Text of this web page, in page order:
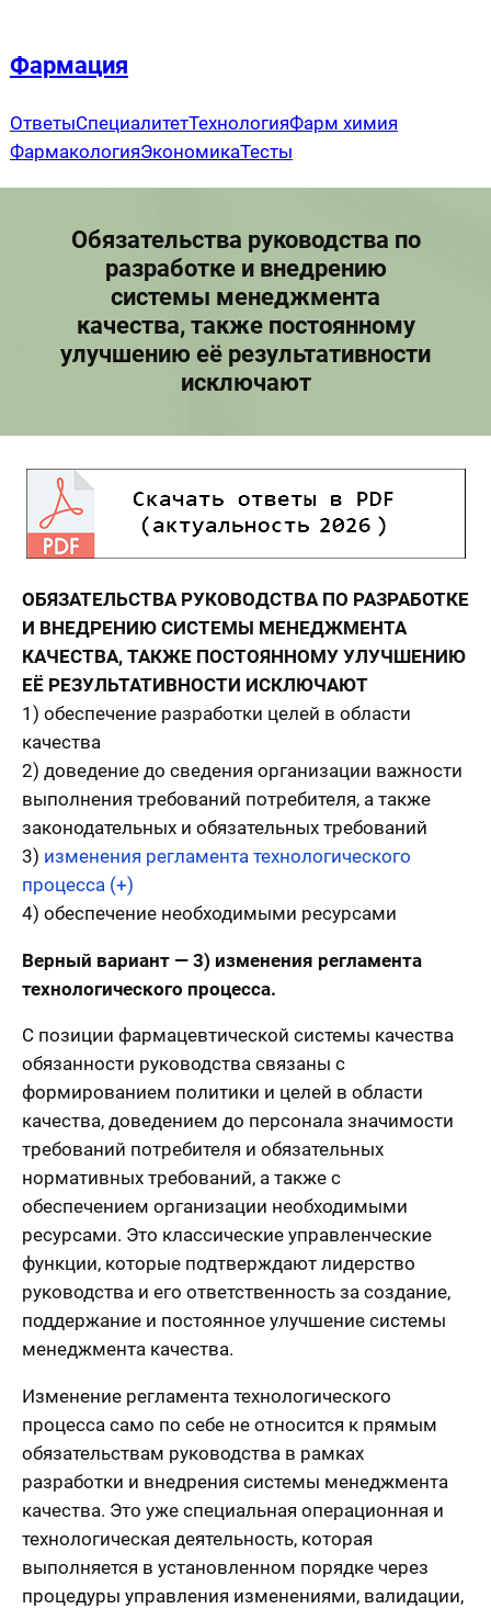
содержимому
Фармация
ОтветыСпециалитетТехнологияФарм химия
ФармакологияЭкономикаТесты
Обязательства руководства по
разработке и внедрению
системы менеджмента
качества, также постоянному
улучшению её результативности
исключают
ОБЯЗАТЕЛЬСТВА РУКОВОДСТВА ПО РАЗРАБОТКЕ
И ВНЕДРЕНИЮ СИСТЕМЫ МЕНЕДЖМЕНТА
КАЧЕСТВА, ТАКЖЕ ПОСТОЯННОМУ УЛУЧШЕНИЮ
ЕЁ РЕЗУЛЬТАТИВНОСТИ ИСКЛЮЧАЮТ
1) обеспечение разработки целей в области
качества
2) доведение до сведения организации важности
выполнения требований потребителя, а также
законодательных и обязательных требований
3) изменения регламента технологического
процесса (+)
4) обеспечение необходимыми ресурсами
Верный вариант — 3) изменения регламента
технологического процесса.
С позиции фармацевтической системы качества
обязанности руководства связаны с
формированием политики и целей в области
качества, доведением до персонала значимости
требований потребителя и обязательных
нормативных требований, а также с
обеспечением организации необходимыми
ресурсами. Это классические управленческие
функции, которые подтверждают лидерство
руководства и его ответственность за создание,
поддержание и постоянное улучшение системы
менеджмента качества.
Изменение регламента технологического
процесса само по себе не относится к прямым
обязательствам руководства в рамках
разработки и внедрения системы менеджмента
качества. Это уже специальная операционная и
технологическая деятельность, которая
выполняется в установленном порядке через
процедуры управления изменениями, валидации,